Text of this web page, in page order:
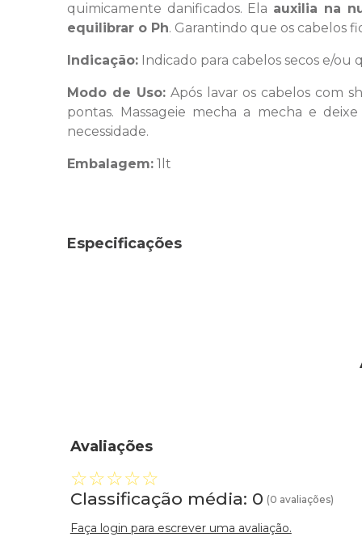
quimicamente danificados. Ela auxilia na
equilibrar o Ph. Garantindo que os cabelos
Indicação:Indicado para cabelos secos e/ou
Modo de Uso:Após lavar os cabelos com
pontas. Massageie mecha a mecha e
necessidade.
Embalagem:1lt
Especificações
Avaliações
☆☆☆☆☆
Classificação média: 0 (0 avaliações)
Faça login para escrever uma avaliação.